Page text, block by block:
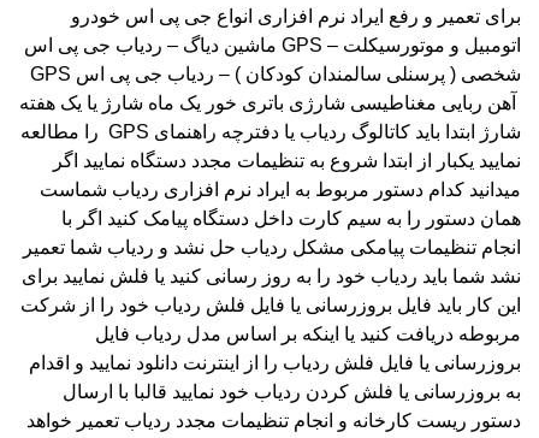
برای تعمیر و رفع ایراد نرم افزاری انواع جی پی اس خودرو
اتومبیل و موتورسیکلت – GPS ماشین دیاگ – ردیاب جی پی اس
شخصی ( پرسنلی سالمندان کودکان ) – ردیاب جی پی اس GPS
آهن ربایی مغناطیسی شارژی باتری خور یک ماه شارژ یا یک هفته
شارژ ابتدا باید کاتالوگ ردیاب یا دفترچه راهنمای GPS را مطالعه
نمایید یکبار از ابتدا شروع به تنظیمات مجدد دستگاه نمایید اگر
میدانید کدام دستور مربوط به ایراد نرم افزاری ردیاب شماست
همان دستور را به سیم کارت داخل دستگاه پیامک کنید اگر با
انجام تنظیمات پیامکی مشکل ردیاب حل نشد و ردیاب شما تعمیر
نشد شما باید ردیاب خود را به روز رسانی کنید یا فلش نمایید برای
این کار باید فایل بروزرسانی یا فایل فلش ردیاب خود را از شرکت
مربوطه دریافت کنید یا اینکه بر اساس مدل ردیاب فایل
بروزرسانی یا فایل فلش ردیاب را از اینترنت دانلود نمایید و اقدام
به بروزرسانی یا فلش کردن ردیاب خود نمایید قالبا با ارسال
دستور ریست کارخانه و انجام تنظیمات مجدد ردیاب تعمیر خواهد